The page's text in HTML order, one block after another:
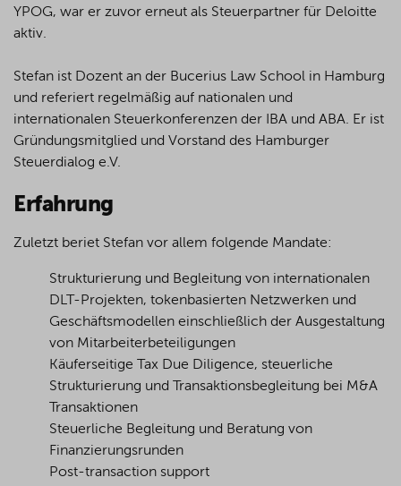
YPOG, war er zuvor erneut als Steuerpartner für Deloitte
aktiv.
Stefan ist Dozent an der Bucerius Law School in Hamburg
und referiert regelmäßig auf nationalen und
internationalen Steuerkonferenzen der IBA und ABA. Er ist
Gründungsmitglied und Vorstand des Hamburger
Steuerdialog e.V.
Erfahrung
Zuletzt beriet Stefan vor allem folgende Mandate:
Strukturierung und Begleitung von internationalen
DLT-Projekten, tokenbasierten Netzwerken und
Geschäftsmodellen einschließlich der Ausgestaltung
von Mitarbeiterbeteiligungen
Käuferseitige Tax Due Diligence, steuerliche
Strukturierung und Transaktionsbegleitung bei M&A
Transaktionen
Steuerliche Begleitung und Beratung von
Finanzierungsrunden
Post-transaction support